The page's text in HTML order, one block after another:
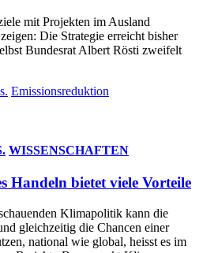
mit Projekten im Ausland
Die Strategie erreicht bisher
Bundesrat Albert Rösti zweifelt
Emissionsreduktion
WISSENSCHAFTEN
Handeln bietet viele Vorteile
Klimapolitik kann die
gleichzeitig die Chancen einer
national wie global, heisst es im